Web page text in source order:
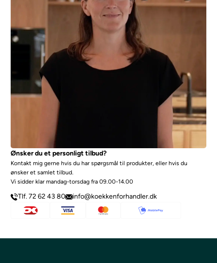
Ønsker du et personligt tilbud?
Kontakt mig gerne hvis du har spørgsmål til produkter, eller hvis du
ønsker et samlet tilbud.
Vi sidder klar mandag-torsdag fra 09.00-14.00
Tlf. 72 62 43 80 info@koekkenforhandler.dk